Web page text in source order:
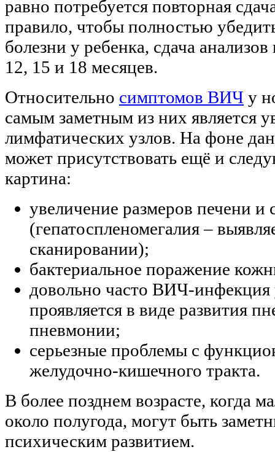
равно потребуется повторная
правило, чтобы полностью
болезни у ребенка, сдача
12, 15 и 18 месяцев.
Относительно симптомов ВИЧ у
самым заметным из них является
лимфатических узлов. На фоне
может присутствовать ещё и
картина:
увеличение размеров печени и
(гепатоспленомегалия –
сканировании);
бактериальное поражение
довольно часто ВИЧ-
проявляется в виде развития
пневмонии;
серьезные проблемы с
желудочно-кишечного тракта.
В более позднем возрасте, когда
около полугода, могут быть
психическим развитием.